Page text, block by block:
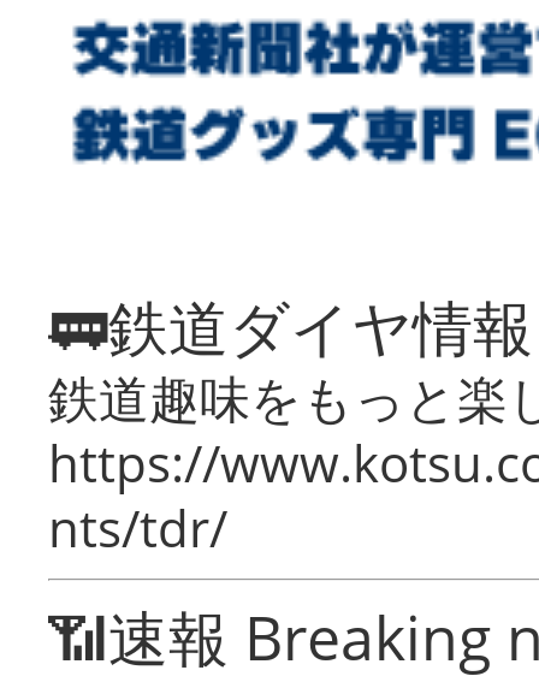
🚃鉄道ダイヤ情
鉄道趣味をもっと楽
https://
nts/tdr/
📶速報 Breaking